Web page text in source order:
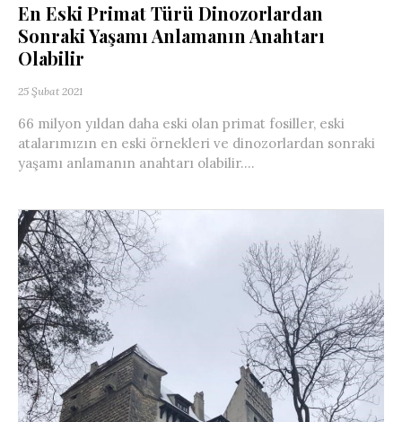
En Eski Primat Türü Dinozorlardan
Sonraki Yaşamı Anlamanın Anahtarı
Olabilir
25 Şubat 2021
66 milyon yıldan daha eski olan primat fosiller, eski
atalarımızın en eski örnekleri ve dinozorlardan sonraki
yaşamı anlamanın anahtarı olabilir....